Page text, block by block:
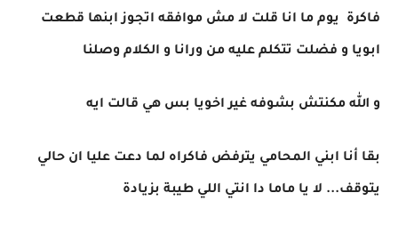
فاكرة يوم ما انا قلت لا مش موافقه اتجوز ابنها قطعت
ابويا و فضلت تتكلم عليه من ورانا و الكلام وصلنا
و الله مكنتش بشوفه غير اخويا بس هي قالت ايه
بقا أنا ابني المحامي يترفض فاكراه لما دعت عليا ان حالي
يتوقف... لا يا ماما دا انتي اللي طيبة بزيادة